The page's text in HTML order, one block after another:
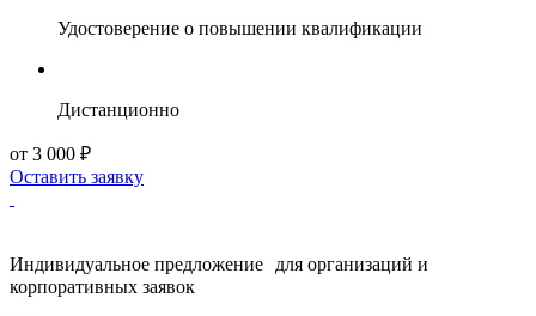
Удостоверение о повышении квалификации
Дистанционно
от 3 000 ₽
Оставить заявку
Индивидуальное предложение для организаций и
корпоративных заявок